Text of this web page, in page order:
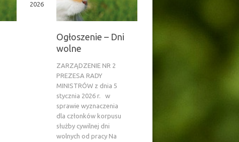
2026
Ogłoszenie – Dni
wolne
ZARZĄDZENIE NR 2
PREZESA RADY
MINISTRÓW z dnia 5
stycznia 2026 r. w
sprawie wyznaczenia
dla członków korpusu
służby cywilnej dni
wolnych od pracy Na